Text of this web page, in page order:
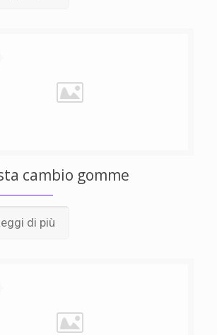
cambio gomme
di più